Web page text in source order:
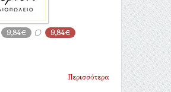
9,84€ 9,84€
Περισσότερα